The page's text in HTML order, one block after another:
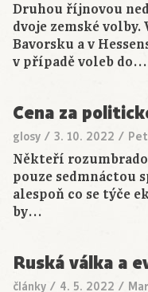
Druhou říjnovou
dvoje zemské
Bavorsku a v
v případě voleb do…
Cena za
glosy / 3. 10. 2022 /
Někteří
pouze sedmnáctou
alespoň co se týče
by…
Ruská válka a
články / 4. 5. 2022 /